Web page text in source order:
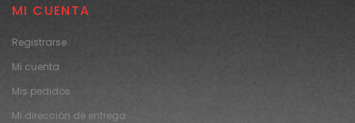
MI CUENTA
Registrarse
Mi cuenta
Mis pedidos
Mi dirección de entrega